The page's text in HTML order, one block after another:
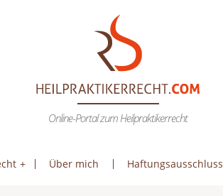
Online-Portal zum Heilpraktikerrecht
Über mich Haftungsausschluss